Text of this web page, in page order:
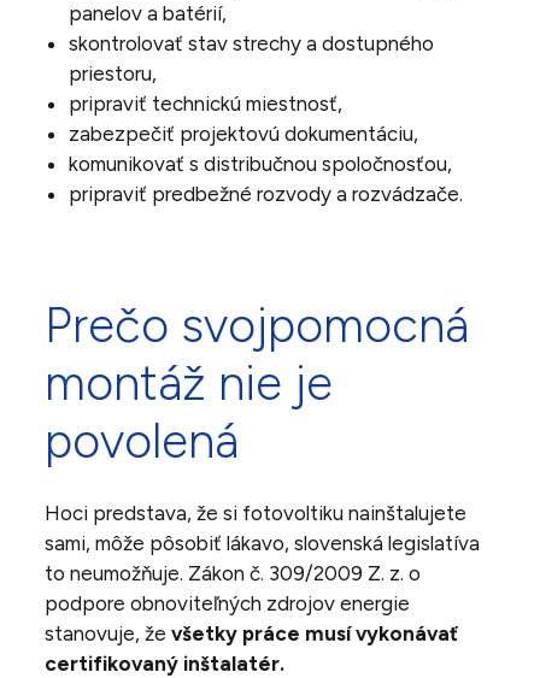
panelov a batérií,
skontrolovať stav strechy a dostupného
priestoru,
pripraviť technickú miestnosť,
zabezpečiť projektovú dokumentáciu,
komunikovať s distribučnou spoločnosťou,
pripraviť predbežné rozvody a rozvádzače.
Prečo svojpomocná
montáž nie je
povolená
Hoci predstava, že si fotovoltiku nainštalujete
sami, môže pôsobiť lákavo, slovenská legislatíva
to neumožňuje. Zákon č. 309/2009 Z. z. o
podpore obnoviteľných zdrojov energie
stanovuje, ževšetky práce musí vykonávať
certifikovaný inštalatér.